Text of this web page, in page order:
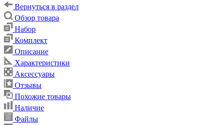
Вернуться в раздел
Обзор товара
Набор
Комплект
Описание
Характеристики
Аксессуары
Отзывы
Похожие товары
Наличие
Файлы